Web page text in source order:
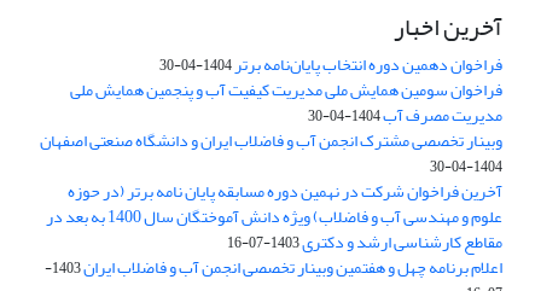
آخرین اخبار
فراخوان دهمین دوره انتخاب پایان‌نامه برتر1404-04-30
فراخوان سومین همایش ملی مدیریت کیفیت آب و پنجمین همایش ملی
مدیریت مصرف آب1404-04-30
وبینار تخصصی مشترک انجمن آب و فاضلاب ایران و دانشگاه صنعتی اصفهان
1404-04-30
آخرین فراخوان شرکت در نهمین دوره مسابقه پایان نامه برتر (در حوزه
علوم و مهندسی آب و فاضلاب) ویژه دانش آموختگان سال 1400 به بعد در
مقاطع کارشناسی ارشد و دکتری1403-07-16
اعلام برنامه چهل و هفتمین وبینار تخصصی انجمن آب و فاضلاب ایران
1403-